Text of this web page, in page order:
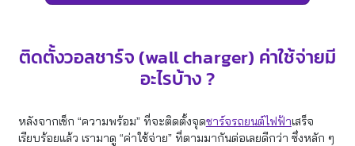
ติดตั้งวอลชาร์จ (wall charger) ค่าใช้จ่ายมี
อะไรบ้าง ?
หลังจากเช็ก “ความพร้อม” ที่จะติดตั้งจุดชาร์จรถยนต์ไฟฟ้าเสร็จ
เรียบร้อยแล้ว เรามาดู “ค่าใช้จ่าย” ที่ตามมากันต่อเลยดีกว่า ซึ่งหลัก ๆ